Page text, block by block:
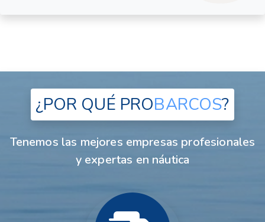
¿POR QUÉ PROBARCOS?
Tenemos las mejores empresas profesionales
y expertas en náutica